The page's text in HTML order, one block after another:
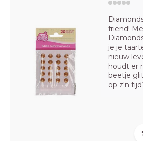
friend!
je je
nieuw
houdt er
beetje
op z'n